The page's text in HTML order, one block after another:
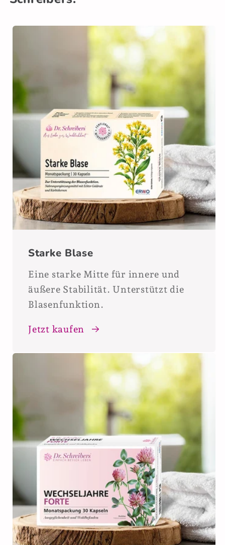
Starke Blase
Eine starke Mitte für innere und
äußere Stabilität. Unterstützt die
Blasenfunktion.
Jetzt kaufen